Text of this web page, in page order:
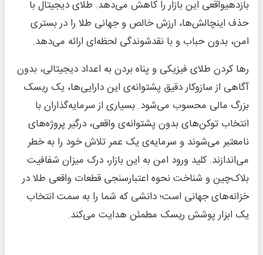
بازدهیواقعی این بازار را کاهش می‌دهد. طلای دیجیتال با
حذف اینچالش‌ها، ارزش خالص و جهانی طلا را در بستری
امن، بدون حباب و با نقدشوندگی لحظه‌ای ارائه می‌دهد.
رها کردن طلای فیزیکی و پناه بردن به اعداد دیجیتالی، بدون
آگاهی از سازوکار دقیق پشتوانه‌ی این دارایی‌ها، یک ریسک
بزرگ مالی محسوب می‌شود. بسیاری از سرمایه‌گذاران با
انتخاب توکن‌های بدون پشتوانه‌ی واقعی، درگیر پروژه‌های
نامعتبر می‌شوند و سرمایه‌ی یک عمر تلاش خود را به خطر
می‌اندازند. کلید ورود امن به این بازار، درک میزان شفافیت
بلاک‌چین و شناخت نحوه اعتبارسنجی قطعات واقعی طلا در
خزانه‌های جهانی است؛ دانشی که شما را به سمت انتخاب
یک ابزار پوشش ریسک مطمئن هدایت می‌کند.